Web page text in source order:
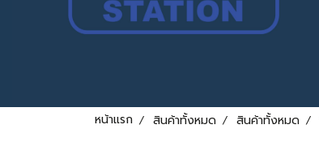
หน้าแรก สินค้าทั้งหมด สินค้าทั้งหมด